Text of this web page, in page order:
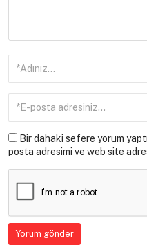
Bir dahaki sefere yorum
posta adresimi ve web site